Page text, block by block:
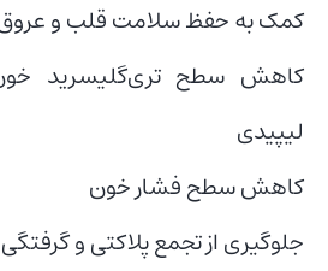
کمک به حفظ سلامت قلب و
کاهش سطح تری‌گلیسرید خون
لیپیدی
کاهش سطح فشار خون
جلوگیری از تجمع پلاکتی و